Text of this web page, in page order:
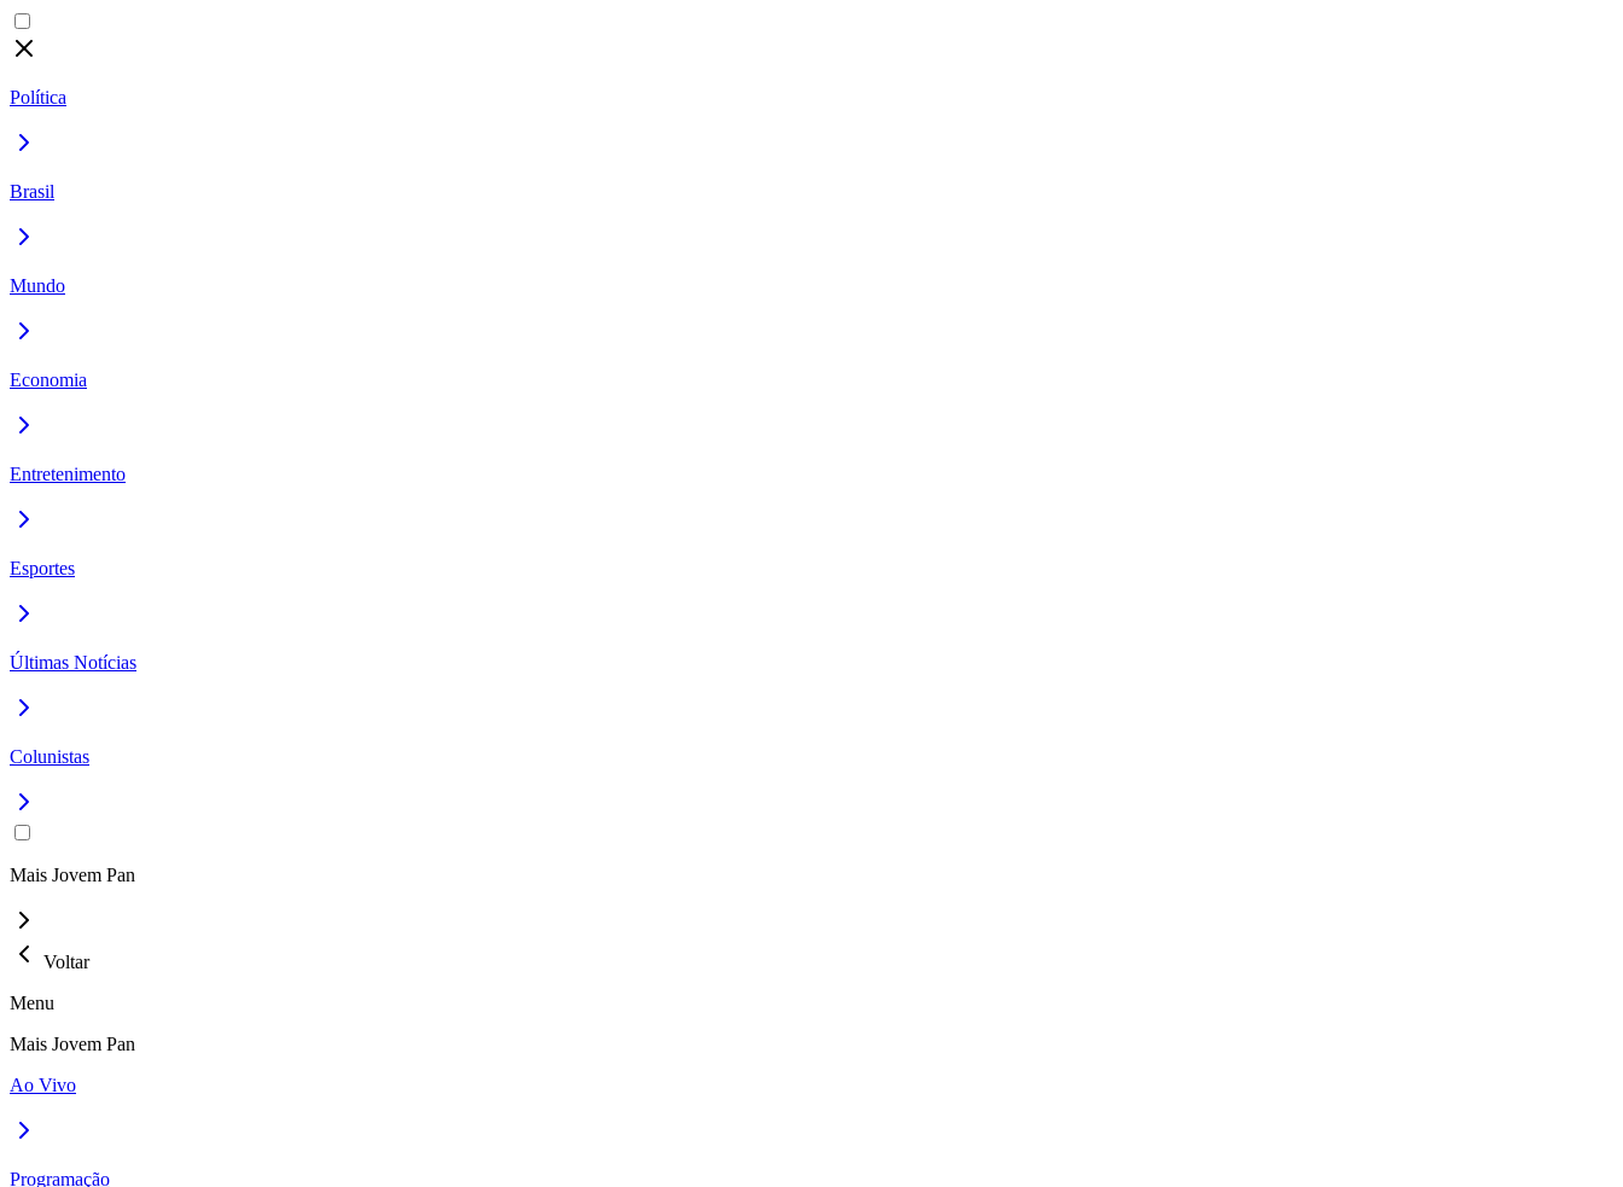
Política
Brasil
Mundo
Economia
Entretenimento
Esportes
Últimas Notícias
Colunistas
Mais Jovem Pan
Voltar
Menu
Mais Jovem Pan
Ao Vivo
Programação